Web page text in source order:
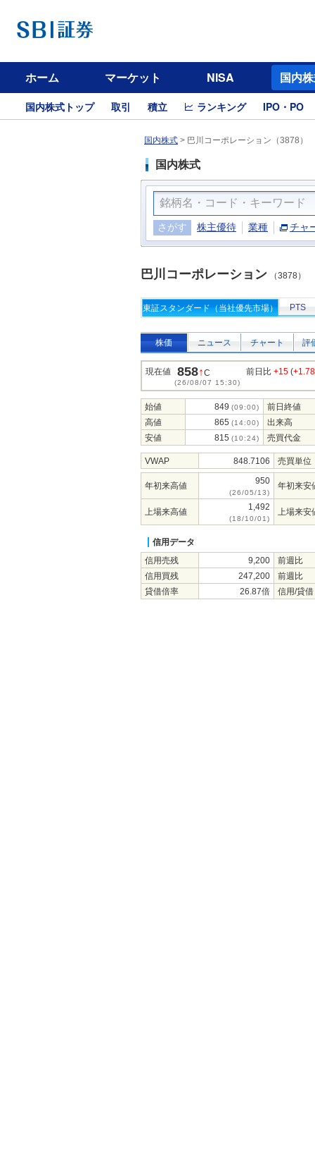
ホーム マーケット NISA 国内
国内株式トップ 取引 積立 ランキング IPO・PO
国内株式 > 巴川コーポレーション（3878）
国内株式
さがす 株主優待 業種 チャ
巴川コーポレーション （3878）
東証スタンダード（当社優先市場） PTS
株価 ニュース チャート 評
現在値 858↑C
(26/08/07 15:30)
前日比 +15 (
始値 849 (09:00)
前日終値
高値
865 (14:00)
出来高
安値
815 (10:24) 売買代金
VWAP 848.7106 売買単位
年初来高値 950
(26/05/13)
年初来安
上場来高値 1,492
(18/10/01)
上場来安
信用データ
信用売残
9,200
前週比
信用買残
247,200
前週比
貸借倍率
26.87倍 信用/貸借